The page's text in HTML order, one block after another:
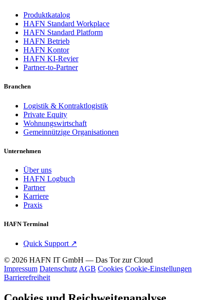
Produktkatalog
HAFN Standard Workplace
HAFN Standard Platform
HAFN Betrieb
HAFN Kontor
HAFN KI-Revier
Partner-to-Partner
Branchen
Logistik & Kontraktlogistik
Private Equity
Wohnungswirtschaft
Gemeinnützige Organisationen
Unternehmen
Über uns
HAFN Logbuch
Partner
Karriere
Praxis
HAFN Terminal
Quick Support ↗
© 2026 HAFN IT GmbH — Das Tor zur Cloud
Impressum Datenschutz AGB Cookies Cookie-Einstellungen
Barrierefreiheit